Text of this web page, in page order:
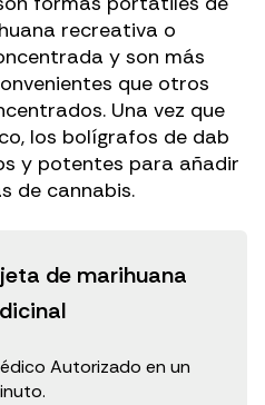
recreativa o
y son más
que otros
Una vez que
los bolígrafos de dab
y potentes para añadir
de cannabis.
de marihuana
Autorizado en un